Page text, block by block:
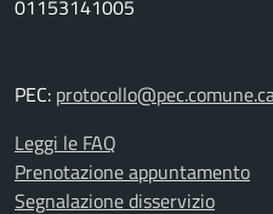
01153141005
PEC:
Leggi le FAQ
Prenotazione appuntamento
Segnalazione disservizio